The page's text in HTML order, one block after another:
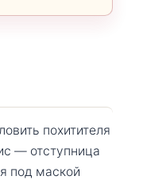
похитителя
— отступница
под маской